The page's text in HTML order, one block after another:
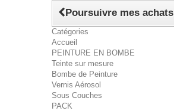
Poursuivre mes achats
Catégories
Accueil
PEINTURE EN BOMBE
Teinte sur mesure
Bombe de Peinture
Vernis Aérosol
Sous Couches
PACK